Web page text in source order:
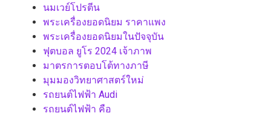
นมเวย์โปรตีน
พระเครื่องยอดนิยม ราคาแพง
พระเครื่องยอดนิยมในปัจจุบัน
ฟุตบอล ยูโร 2024 เจ้าภาพ
มาตรการตอบโต้ทางภาษี
มุมมองวิทยาศาสตร์ใหม่
รถยนต์ไฟฟ้า Audi
รถยนต์ไฟฟ้า คือ